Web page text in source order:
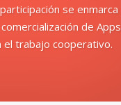
se enmarca
de Apps
trabajo cooperativo.